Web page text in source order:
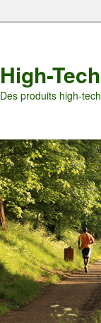
High-
Des produits high-